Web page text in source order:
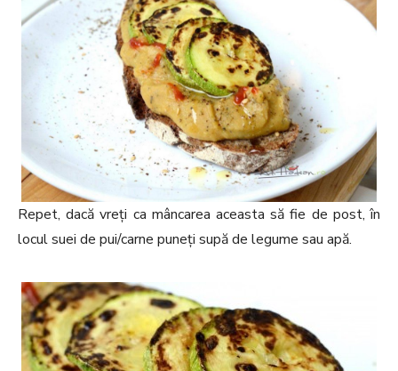
Repet, dacă vreți ca mâncarea aceasta să fie de post, în
locul suei de pui/carne puneți supă de legume sau apă.